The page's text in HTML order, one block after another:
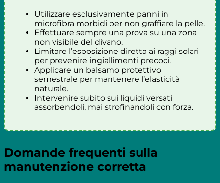
Utilizzare esclusivamente panni in
microfibra morbidi per non graffiare la pelle.
Effettuare sempre una prova su una zona
non visibile del divano.
Limitare l’esposizione diretta ai raggi solari
per prevenire ingiallimenti precoci.
Applicare un balsamo protettivo
semestrale per mantenere l’elasticità
naturale.
Intervenire subito sui liquidi versati
assorbendoli, mai strofinandoli con forza.
Domande frequenti sulla
manutenzione corretta